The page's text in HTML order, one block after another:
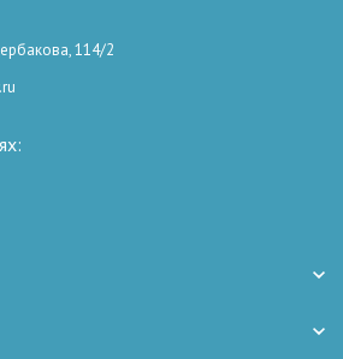
114/2